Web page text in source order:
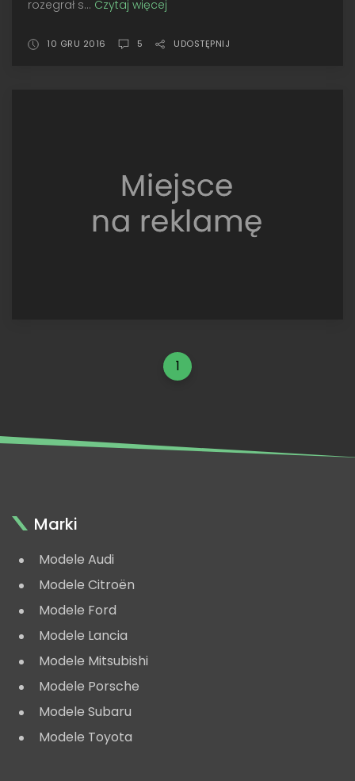
rozegrał s... Czytaj więcej
10 GRU 2016 5 UDOSTĘPNIJ
1
Marki
Modele Audi
Modele Citroën
Modele Ford
Modele Lancia
Modele Mitsubishi
Modele Porsche
Modele Subaru
Modele Toyota